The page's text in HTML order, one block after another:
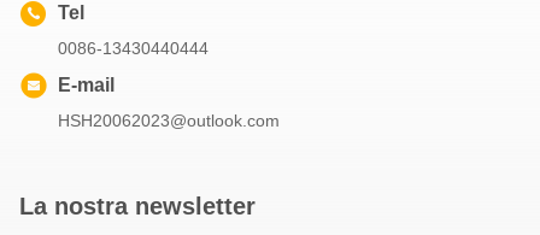
Tel
0086-13430440444
E-mail
HSH20062023@outlook.com
La nostra newsletter